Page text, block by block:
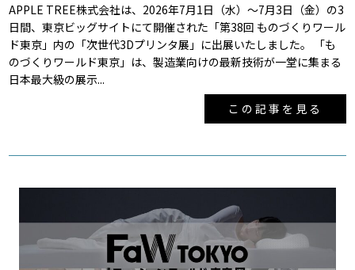
APPLE TREE株式会社は、2026年7月1日（水）～7月3日（金）の3
日間、東京ビッグサイトにて開催された「第38回 ものづくりワール
ド東京」内の「次世代3Dプリンタ展」に出展いたしました。 「も
のづくりワールド東京」は、製造業向けの最新技術が一堂に集まる
日本最大級の展示...
この記事を見る